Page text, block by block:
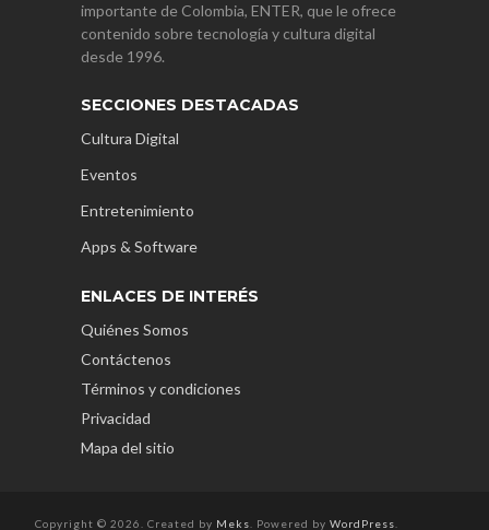
importante de Colombia, ENTER, que le ofrece
contenido sobre tecnología y cultura digital
desde 1996.
SECCIONES DESTACADAS
Cultura Digital
Eventos
Entretenimiento
Apps & Software
ENLACES DE INTERÉS
Quiénes Somos
Contáctenos
Términos y condiciones
Privacidad
Mapa del sitio
Copyright © 2026. Created by Meks . Powered by WordPress